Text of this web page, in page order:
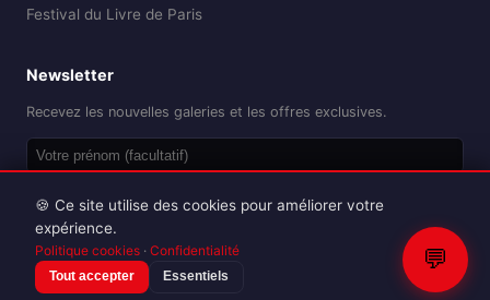
Festival du Livre de Paris
Newsletter
Recevez les nouvelles galeries et les offres exclusives.
Reproduction interdite sans autorisation.
💬
🍪 Ce site utilise des cookies pour améliorer votre
expérience.
Politique cookies · Confidentialité
Tout accepter Essentiels